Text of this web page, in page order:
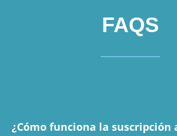
FAQS
¿Cómo funciona la suscripción